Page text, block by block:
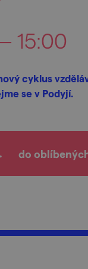
15:00
cyklus
se v Podyjí.
do